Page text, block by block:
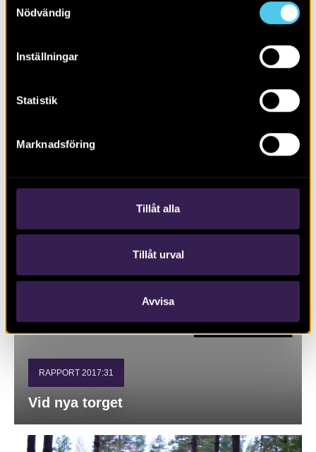
Nödvändig
Inställningar
Statistik
Marknadsföring
Tillåt alla
Tillåt urval
Avvisa
RAPPORT 2017:31
Vid nya torget